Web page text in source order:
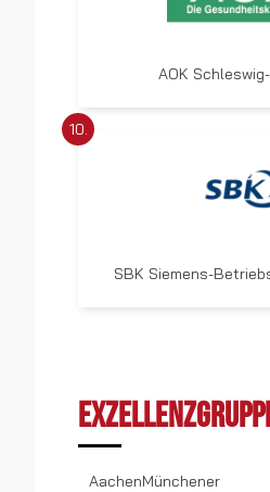
AOK
10.
SBK Siemens-
AachenMünchener